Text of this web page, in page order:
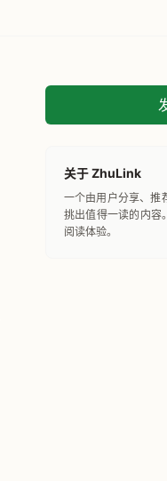
关于 ZhuLink
一个由用户分享、推
挑出值得一读的内容
阅读体验。